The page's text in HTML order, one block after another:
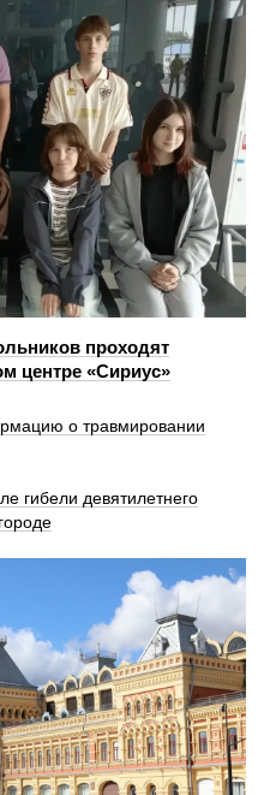
проходят
центре «Сириус»
о травмировании
гибели девятилетнего